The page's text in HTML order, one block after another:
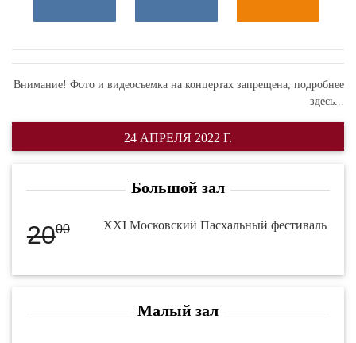
Внимание! Фото и видеосъемка на концертах запрещена, подробнее
здесь...
24 АПРЕЛЯ 2022 Г.
Большой зал
2000 XXI Московский Пасхальный фестиваль
Малый зал